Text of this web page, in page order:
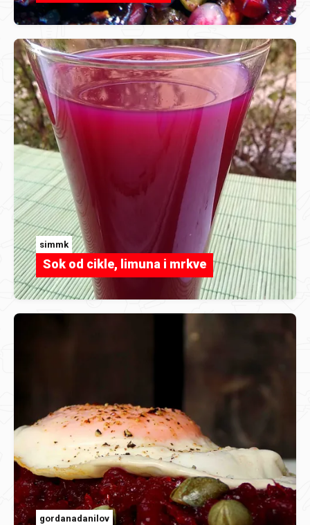
simmk
Sok od cikle, limuna i mrkve
gordanadanilov